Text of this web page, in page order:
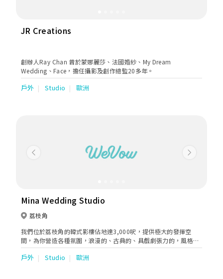
JR Creations
創辦人Ray Chan 曾於蒙娜麗莎、法國婚紗、My Dream
Wedding、Face，擔任攝影及創作總監20多年。
戶外 Studio 歐洲
Previous Next
Mina Wedding Studio
荔枝角
我們位於荔枝角的韓式影樓佔地達3,000呎，提供極大的發揮空
間，為你營造各種氛圍，浪漫的、古典的、具戲劇張力的，風格不
一而足，為您們打造尤如置身於韓國唯美及浪漫的婚紗攝影之旅，
記錄刻骨銘心。 我們亦可以為您們安排海外婚紗照拍攝服務，景點
戶外 Studio 歐洲